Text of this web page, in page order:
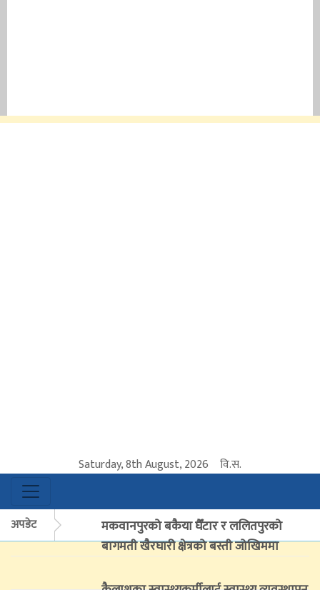
Saturday, 8th August, 2026 वि.स.
अपडेट
मकवानपुरको बकैया घैँटार र ललितपुरको
बागमती खैरघारी क्षेत्रको बस्ती जोखिममा